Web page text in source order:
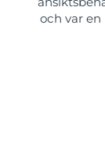
och var